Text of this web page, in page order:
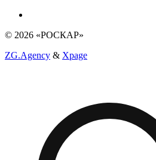
© 2026 «РОСКАР»
ZG.Agency & Xpage